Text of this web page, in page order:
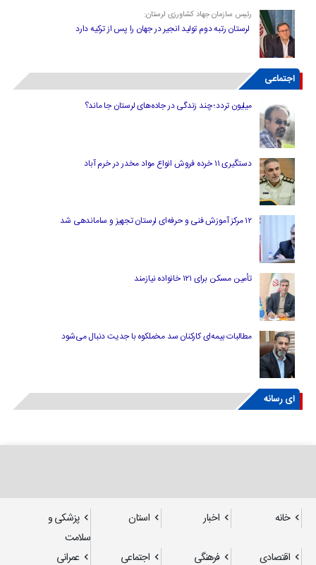
رئیس سازمان جهاد کشاورزی لرستان:
لرستان رتبه دوم تولید انجیر در جهان را پس از ترکیه دارد
اجتماعی
میلیون تردد؛ چند زندگی در جاده‌های لرستان جا ماند؟
دستگیری ۱۱ خرده فروش انواع مواد مخدر در خرم آباد
۱۲ مرکز آموزش فنی و حرفه‌ای لرستان تجهیز و ساماندهی شد
تأمین مسکن برای ۱۲۱ خانواده نیازمند
مطالبات بیمه‌ای کارکنان سد مخملکوه با جدیت دنبال می‌شود
ای رسانه
خانه اخبار استان
پزشکی و
سلامت
اقتصادی
فرهنگی اجتماعی عمرانی